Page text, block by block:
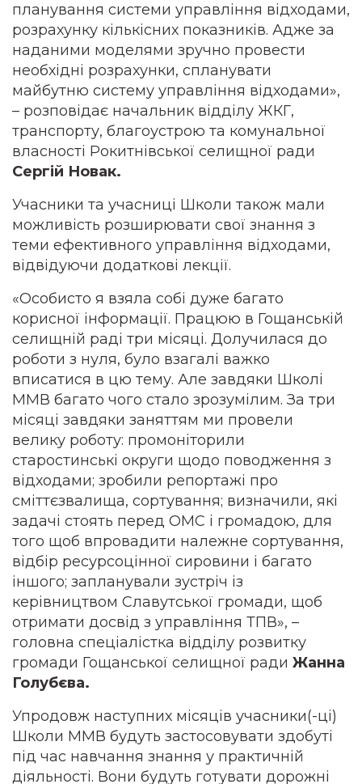
планування системи управління відходами,
розрахунку кількісних показників. Адже за
наданими моделями зручно провести
необхідні розрахунки, спланувати
майбутню систему управління відходами»,
– розповідає начальник відділу ЖКГ,
транспорту, благоустрою та комунальної
власності Рокитнівської селищної ради
Сергій Новак.
Учасники та учасниці Школи також мали
можливість розширювати свої знання з
теми ефективного управління відходами,
відвідуючи додаткові лекції.
«Особисто я взяла собі дуже багато
корисної інформації. Працюю в Гощанській
селищній раді три місяці. Долучилася до
роботи з нуля, було взагалі важко
вписатися в цю тему. Але завдяки Школі
ММВ багато чого стало зрозумілим. За три
місяці завдяки заняттям ми провели
велику роботу: промоніторили
старостинські округи щодо поводження з
відходами; зробили репортажі про
сміттєзвалища, сортування; визначили, які
задачі стоять перед ОМС і громадою, для
того щоб впровадити належне сортування,
відбір ресурсоцінної сировини і багато
іншого; запланували зустріч із
керівництвом Славутської громади, щоб
отримати досвід з управління ТПВ», –
головна спеціалістка відділу розвитку
громади Гощанської селищної ради Жанна
Голубєва.
Упродовж наступних місяців учасники(-ці)
Школи ММВ будуть застосовувати здобуті
під час навчання знання у практичній
діяльності. Вони будуть готувати дорожні